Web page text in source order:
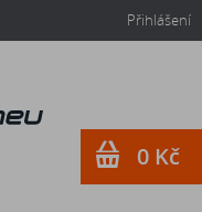
Přihlášení
0 Kč